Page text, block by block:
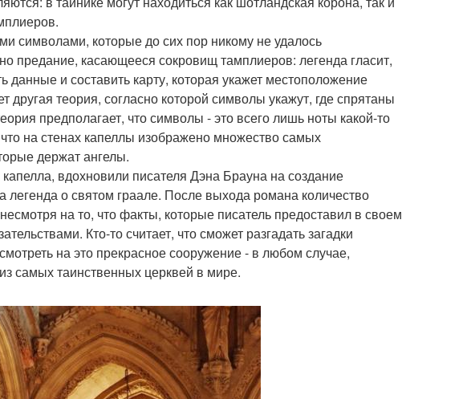
символами, которые до сих пор никому не удалось
предание, касающееся сокровищ тамплиеров: легенда гласит,
и составить карту, которая укажет местоположение
теория, согласно которой символы укажут, где спрятаны
предполагает, что символы - это всего лишь ноты какой-то
на стенах капеллы изображено множество самых
держат ангелы.
вдохновили писателя Дэна Брауна на создание
легенда о святом граале. После выхода романа количество
на то, что факты, которые писатель предоставил в своем
Кто-то считает, что сможет разгадать загадки
на это прекрасное сооружение - в любом случае,
самых таинственных церквей в мире.